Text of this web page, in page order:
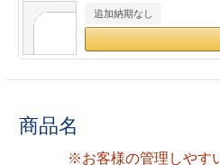
ィ・販促グッズ
＆盛り上げ印刷
イズ
型マル型印刷
ー印刷
印刷
印刷
2026年 9月
水 木 金
土
14
15
21
22
追加納期なし
商品名
※お客様の管理しやす